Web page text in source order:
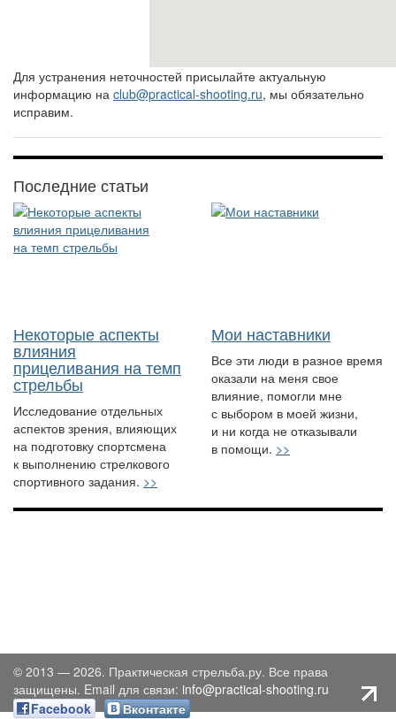
Для устранения неточностей присылайте актуальную
информацию на club@practical-shooting.ru, мы обязательно
исправим.
Последние статьи
Некоторые аспекты
влияния
прицеливания на темп
стрельбы
Исследование отдельных
аспектов зрения, влияющих
на подготовку спортсмена
к выполнению стрелкового
спортивного задания. >>
Мои наставники
Все эти люди в разное время
оказали на меня свое
влияние, помогли мне
с выбором в моей жизни,
и ни когда не отказывали
в помощи. >>
© 2013 — 2026. Практическая стрельба.ру. Все права
защищены. Email для связи: info@practical-shooting.ru
Facebook
Вконтакте